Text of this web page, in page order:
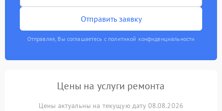
Отправить заявку
Отправляя, Вы соглашаетесь с политикой конфиденциальности
Цены на услуги ремонта
Цены актуальны на текущую дату 08.08.2026